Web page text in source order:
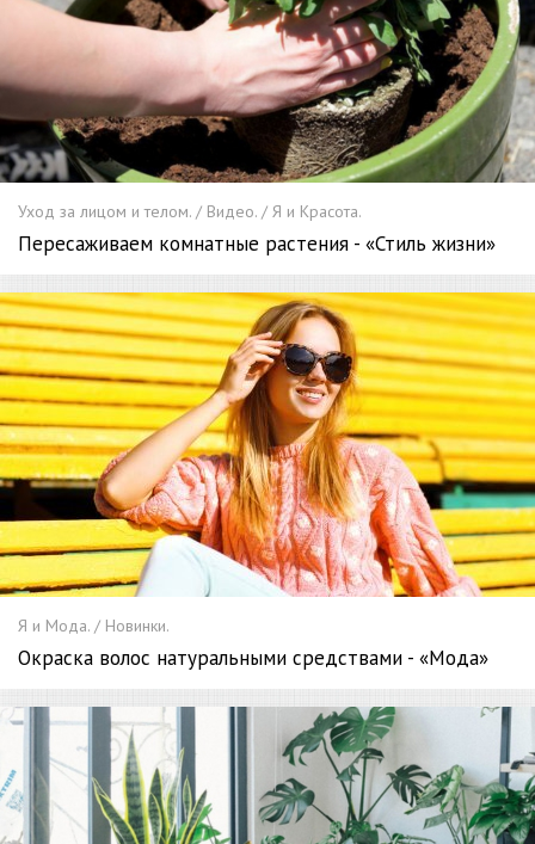
Уход за лицом и телом. / Видео. / Я и Красота.
Пересаживаем комнатные растения - «Стиль жизни»
Я и Мода. / Новинки.
Окраска волос натуральными средствами - «Мода»